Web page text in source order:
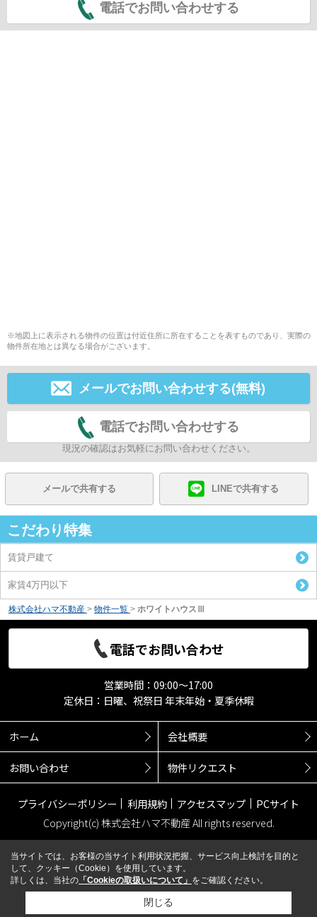
電話でお問い合わせする
※地図上に表示される物件の位置は付近住所に所在することを表すものであり、実際の
物件所在地とは異なる場合がございます。
メールでお問い合わせする(無料)
電話でお問い合わせする
現況の確認はお気軽にお問い合わせください。
メールで共有する LINEで共有する
こだわり特集
賃貸戸建て
家賃4万円以下
株式会社ハマ不動産 > 物件一覧 > ホワイトハウスⅢ
電話でお問い合わせ
営業時間：09:00～17:00
定休日：日曜、祝祭日 年末年始・夏季休暇
ホーム 会社概要
お問い合わせ 物件リクエスト
プライバシーポリシー 利用規約 アクセスマップ
PCサイト
Copyright(c) 株式会社ハマ不動産 All rights reserved.
当サイトでは、お客様の当サイト利用状況把握、サービス向上検討を目的と
して、クッキー（Cookie）を使用しています。
詳しくは、当社の 「Cookieの取扱いについて」 をご確認ください。
閉じる